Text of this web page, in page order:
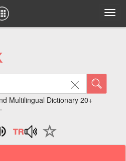
Multilingual Dictionary 20+